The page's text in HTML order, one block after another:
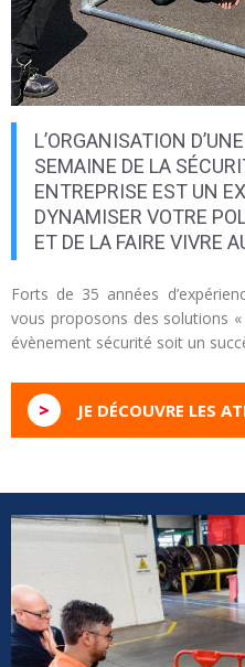
L’ORGANISATION
SEMAINE DE LA
ENTREPRISE EST UN
DYNAMISER VOTRE
ET DE LA FAIRE VIVRE
Forts de 35 années
vous proposons des solutions
évènement sécurité soit un
> JE DÉCOUVRE LES